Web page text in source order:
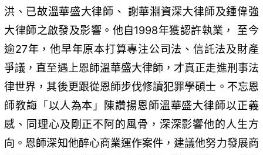
洪、已故溫華盛大律師、 謝華淵資深大律師及鍾偉強
大律師之啟發及影響。他自1998年獲認許執業， 至今
逾27年，他早年原本打算專注公司法、信託法及財產
爭議，直至遇上恩師溫華盛大律師，才真正走進刑事法
律世界，其後更跟從恩師步伐修讀犯罪學碩士。不忘恩
師教誨「以人為本」陳讚揚恩師溫華盛大律師以正義
感、同理心及剛正不阿的風骨，深深影響他的人生方
向。恩師深知他醉心商業運作案件，建議他努力發展商